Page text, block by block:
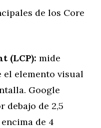
de los Core
(LCP): mide
el elemento visual
Google
debajo de 2,5
de 4